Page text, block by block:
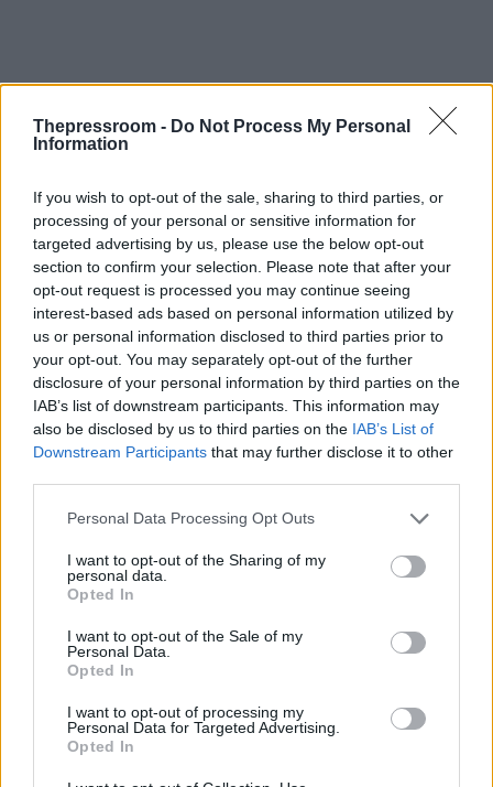
Thepressroom - Do Not Process My Personal
Information
If you wish to opt-out of the sale, sharing to third parties, or
processing of your personal or sensitive information for
targeted advertising by us, please use the below opt-out
section to confirm your selection. Please note that after your
opt-out request is processed you may continue seeing
interest-based ads based on personal information utilized by
us or personal information disclosed to third parties prior to
your opt-out. You may separately opt-out of the further
disclosure of your personal information by third parties on the
IAB’s list of downstream participants. This information may
also be disclosed by us to third parties on the IAB’s List of
Downstream Participants that may further disclose it to other
Please note that this website/app uses one or more Google
not limited to your visit or usage behaviour. You may click to
grant or deny consent to Google and its third-party tags to
use your data for below specified purposes in below Google
consent section.
Personal Data Processing Opt Outs
I want to opt-out of the Sharing of my
personal data.
Opted In
I want to opt-out of the Sale of my
Personal Data.
Opted In
I want to opt-out of processing my
Personal Data for Targeted Advertising.
Opted In
Ένταση κοντά στο τελωνείο των Ευζώνων
Μικρή ένταση προκλήθηκε νωρίτερα στην
περιοχή κοντά στοτελωνείο των Ευζώνων, στα
σύνορα της Ελλάδας με την ΠΓΔΜ, όταν αγρότης
επιχείρησε με το τρακτέρ του να παρακάμψει τις
αστυνομικές δυνάμεις και να κατεθυνθεί στον
κόμβο της Ειδομένης, όπου οι αγρότες θέλουν
να στήσουν το μπλόκο τους.
Κλιμακώνουν τις κινητοποιήσεις τους οι
Πολλαπλασιάζονται τα μπλόκα αγροτών και
Μακεδονία